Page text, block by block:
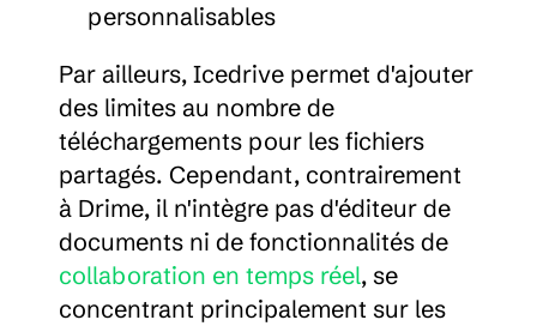
personnalisables
Par ailleurs, Icedrive permet d'ajouter
des limites au nombre de
téléchargements pour les fichiers
partagés. Cependant, contrairement
à Drime, il n'intègre pas d'éditeur de
collaboration en temps réel, se
concentrant principalement sur les